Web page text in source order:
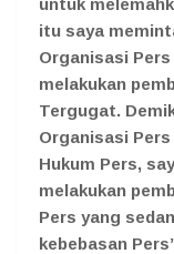
itu saya
Organisasi
melakukan
Tergugat.
Organisasi
Hukum Pers,
melakukan
Pers yang
kebebasan